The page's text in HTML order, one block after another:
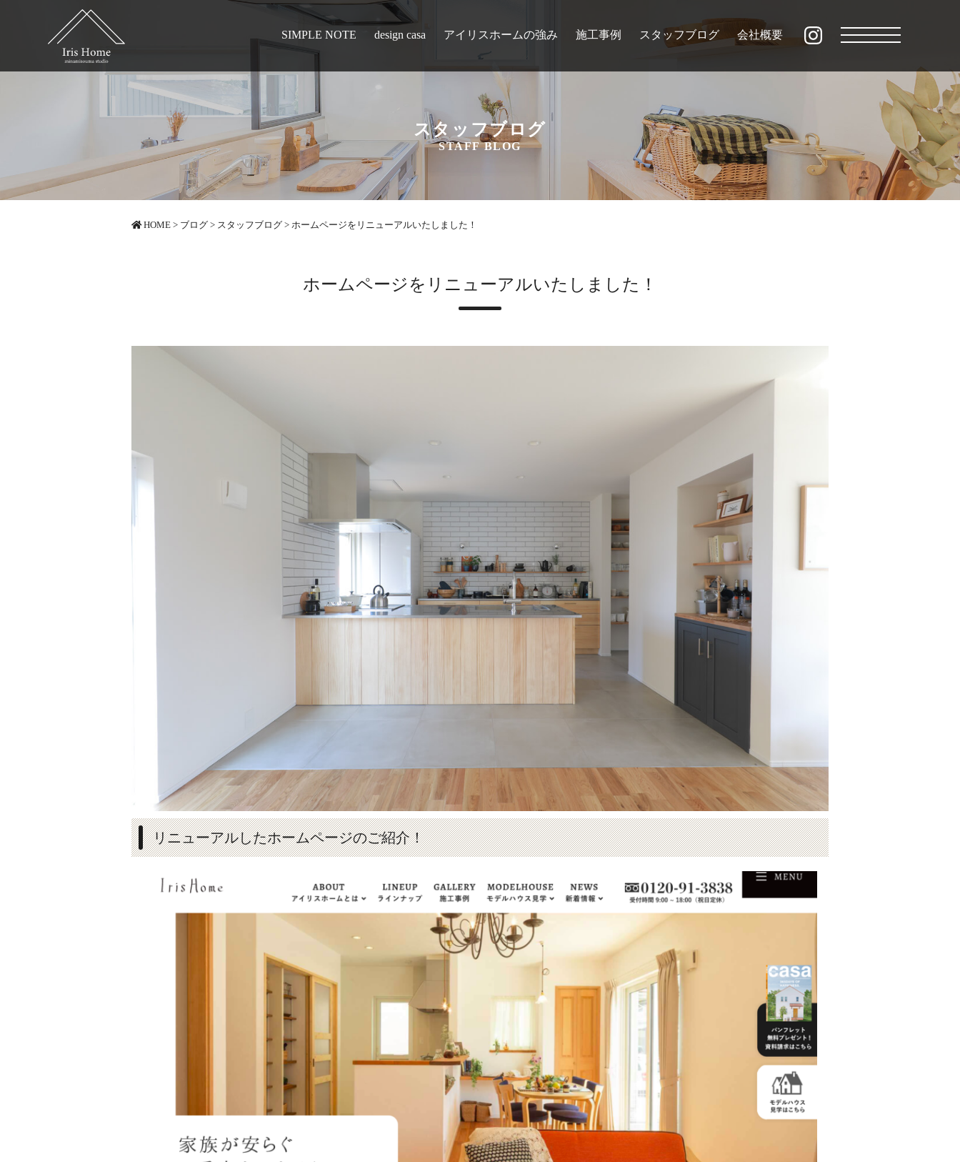
SIMPLE NOTE design casa アイリスホームの強み 施工事例 スタッフブログ 会社概要
スタッフブログ
STAFF BLOG
HOME> ブログ> スタッフブログ> ホームページをリニューアルいたしました！
ホームページをリニューアルいたしました！
リニューアルしたホームページのご紹介！